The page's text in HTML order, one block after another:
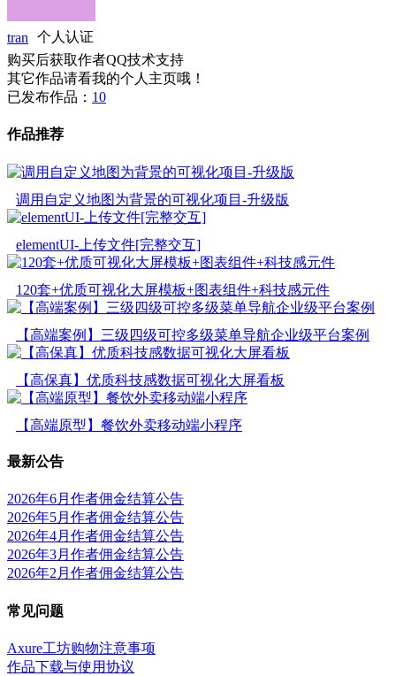
tran
个人认证
购买后获取作者QQ技术支持
其它作品请看我的个人主页哦！
已发布作品： 10
作品推荐
调用自定义地图为背景的可视化项目-升级版
elementUI-上传文件[完整交互]
120套+优质可视化大屏模板+图表组件+科技感元件
【高端案例】三级四级可控多级菜单导航企业级平台案例
【高保真】优质科技感数据可视化大屏看板
【高端原型】餐饮外卖移动端小程序
最新公告
2026年6月作者佣金结算公告
2026年5月作者佣金结算公告
2026年4月作者佣金结算公告
2026年3月作者佣金结算公告
2026年2月作者佣金结算公告
常见问题
Axure工坊购物注意事项
作品下载与使用协议